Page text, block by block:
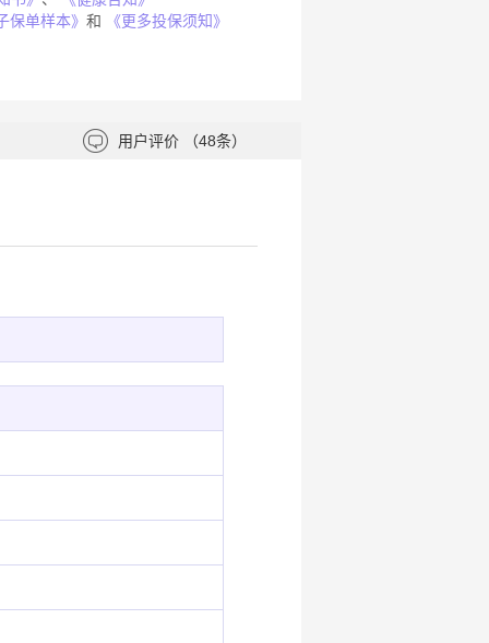
保单样本》 和 《更多投保须知》
用户评价 （48条）